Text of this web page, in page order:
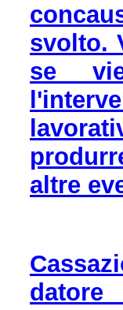
svolto.
se
altre